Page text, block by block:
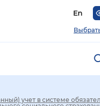
En
учет в системе